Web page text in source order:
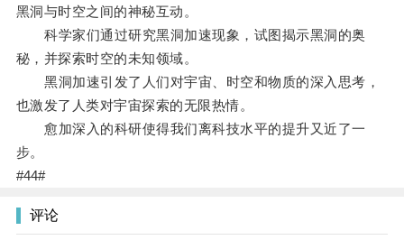
黑洞与时空之间的神秘互动。
科学家们通过研究黑洞加速现象，试图揭示黑洞的奥
秘，并探索时空的未知领域。
黑洞加速引发了人们对宇宙、时空和物质的深入思考，
也激发了人类对宇宙探索的无限热情。
愈加深入的科研使得我们离科技水平的提升又近了一
步。
#44#
评论